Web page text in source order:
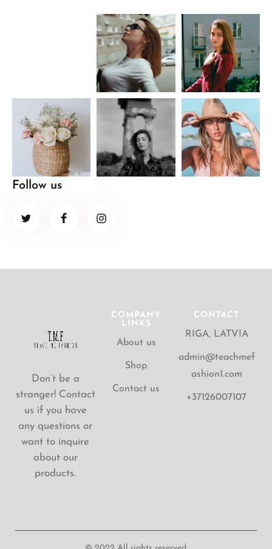
Follow us
Don’t be a
stranger! Contact
us if you have
any questions or
want to inquire
about our
products.
COMPANY
LINKS
About us
Shop
Contact us
CONTACT
RIGA, LATVIA
admin@teachmef
ashion1.com
+37126007107